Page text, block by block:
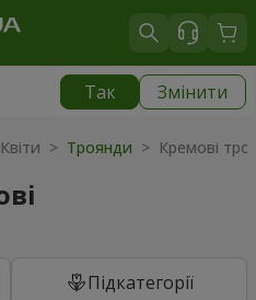
Так Змінити
> Троянди > Кремові
Підкатегорії